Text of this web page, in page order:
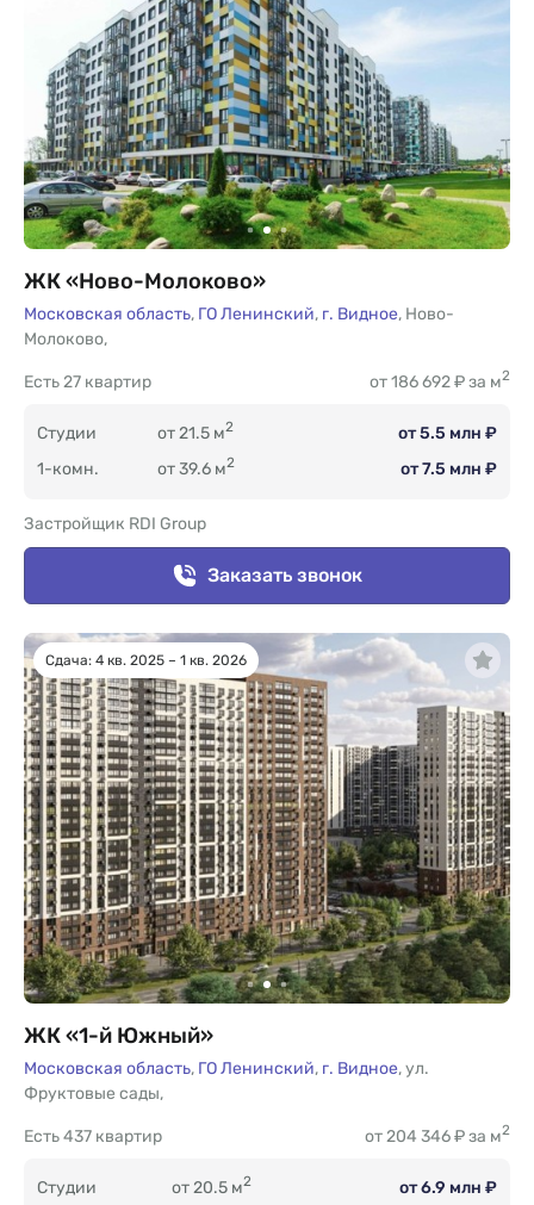
ЖК «Ново-Молоково»
Московская область, ГО Ленинский, г. Видное, Ново-
Молоково,
27 квартир
Есть от 186 692 ₽ за м2
Студии от 21.5 м2
от 5.5 млн ₽
1-комн.
от 39.6 м2 от 7.5 млн ₽
Застройщик RDI Group
Заказать звонок
ЖК «1-й Южный»
Московская область, ГО Ленинский, г. Видное,ул.
Фруктовые сады,
437 квартир
Есть от 204 346 ₽ за м2
Студии от 20.5 м2
от 6.9 млн ₽
Сдача: 4 кв. 2025 – 1 кв. 2026